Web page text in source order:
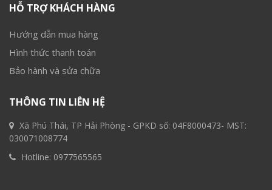
HỖ TRỢ KHÁCH HÀNG
Hướng dẫn mua hàng
Hình thức thanh toán
Bảo hành và sửa chữa
THÔNG TIN LIÊN HỆ
Xã Phú Thái, TP Hải Phòng - GPKD số: 04F8000473- MST:
030071008774
Hotline: 0977565565